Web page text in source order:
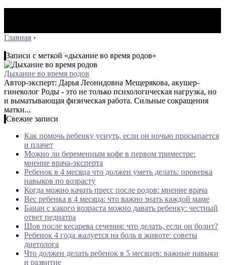
Главная ›
Записи с меткой «дыхание во время родов»
Дыхание во время родов
Автор-эксперт: Дарья Леонидовна Мещерякова, акушер-
гинеколог Роды - это не только психологическая нагрузка, но
и выматывающая физическая работа. Сильные сокращения
матки...
Свежие записи
Как помочь ребенку уснуть, если он ночью просыпается
и плачет
Можно ли беременным кофе в первом триместре:
мнение врача-эксперта
Ребенок в 4 месяца что должен уметь делать: проверка
навыков по возрасту
Когда можно качать пресс после родов: мнение врача
Вес ребенка в 4 месяца: что важно знать каждой маме
Банан с какого возраста можно давать ребенку: честный
ответ педиатра
Шов после кесарева сечения: что делать, если он болит?
Ребенок 4 года жалуется на боль в животе: советы
диетолога
Что должен делать ребенок в 5 месяцев: важные навыки
и развитие